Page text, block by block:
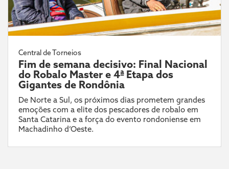
Central de Torneios
Fim de semana decisivo: Final Nacional
do Robalo Master e 4ª Etapa dos
Gigantes de Rondônia
De Norte a Sul, os próximos dias prometem grandes
emoções com a elite dos pescadores de robalo em
Santa Catarina e a força do evento rondoniense em
Machadinho d’Oeste.